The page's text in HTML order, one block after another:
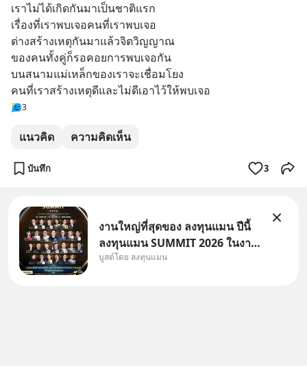
เราไม่ได้เกิดกันมาเป็นชาติแรก
เรื่องที่เราพบเจอคนที่เราพบเจอ
ต่างสร้างเหตุกันมาแล้วจิตวิญญาณ
ของคนทั้งคู่ก็รอคอยการพบเจอกัน
บนสนามแม่เหล็กของเราจะเชื่อมโยง
คนที่เราสร้างเหตุดีและไม่ดีเอาไว้ให้พบเจอ
3
แนวคิด ความคิดเห็น
บันทึก 3
งานใหญ่ที่สุดของ ลงทุนแมน ปีนี้
ลงทุนแมน SUMMIT 2026 ในงาน
นี้จะมีเจ้าของธุรกิจ Dr.PONG,
บูสต์โดย ลงทุนแมน